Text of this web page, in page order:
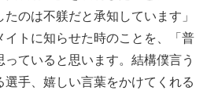
のは不躾だと承知しています」
イトに知らせた時のことを、「普
ていると思います。結構僕言う
手、嬉しい言葉をかけてくれる